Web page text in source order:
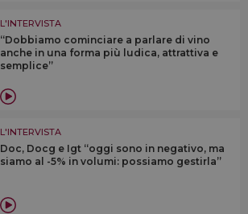
L'INTERVISTA
“Dobbiamo cominciare a parlare di vino
anche in una forma più ludica, attrattiva e
semplice”
L'INTERVISTA
Doc, Docg e Igt “oggi sono in negativo, ma
siamo al -5% in volumi: possiamo gestirla”